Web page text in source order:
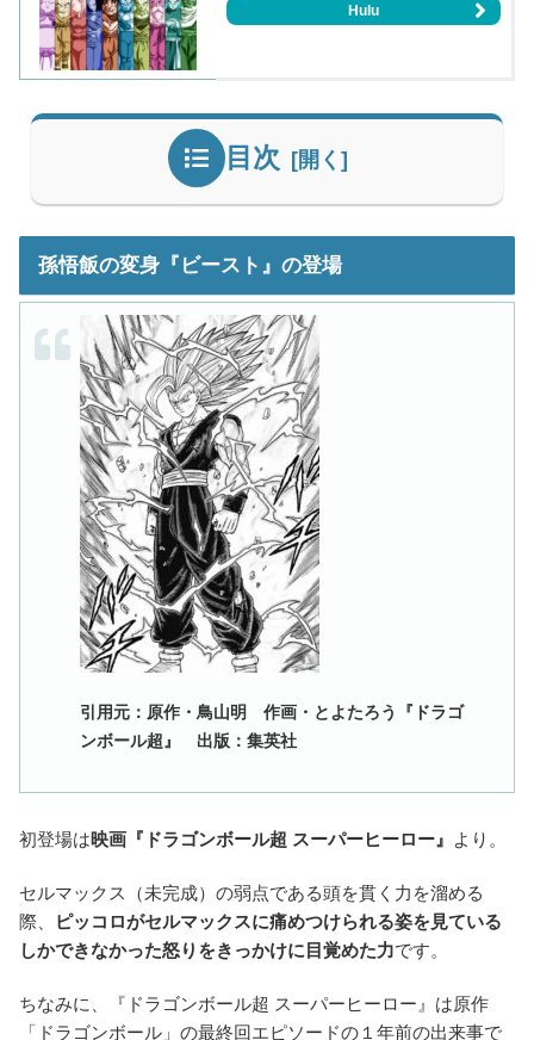
Hulu
目次
孫悟飯の変身『ビースト』の登場
引用元：原作・鳥山明 作画・とよたろう『ドラゴ
ンボール超』 出版：集英社
初登場は映画『ドラゴンボール超 スーパーヒーロー』 より。
セルマックス（未完成）の弱点である頭を貫く力を溜める
際、
ピッコロがセルマックスに痛めつけられる姿を見ている
しかできなかった怒りをきっかけに目覚めた力です。
ちなみに、『ドラゴンボール超 スーパーヒーロー』は原作
「ドラゴンボール」の最終回エピソードの１年前の出来事で